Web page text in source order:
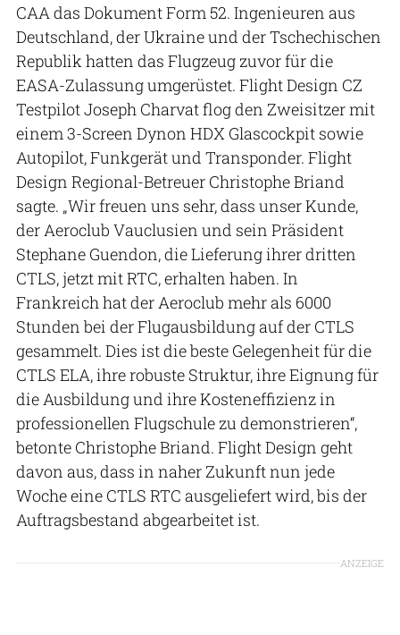
CAA das Dokument Form 52. Ingenieuren aus
Deutschland, der Ukraine und der Tschechischen
Republik hatten das Flugzeug zuvor für die
EASA-Zulassung umgerüstet. Flight Design CZ
Testpilot Joseph Charvat flog den Zweisitzer mit
einem 3-Screen Dynon HDX Glascockpit sowie
Autopilot, Funkgerät und Transponder. Flight
Design Regional-Betreuer Christophe Briand
sagte. „Wir freuen uns sehr, dass unser Kunde,
der Aeroclub Vauclusien und sein Präsident
Stephane Guendon, die Lieferung ihrer dritten
CTLS, jetzt mit RTC, erhalten haben. In
Frankreich hat der Aeroclub mehr als 6000
Stunden bei der Flugausbildung auf der CTLS
gesammelt. Dies ist die beste Gelegenheit für die
CTLS ELA, ihre robuste Struktur, ihre Eignung für
die Ausbildung und ihre Kosteneffizienz in
professionellen Flugschule zu demonstrieren“,
betonte Christophe Briand. Flight Design geht
davon aus, dass in naher Zukunft nun jede
Woche eine CTLS RTC ausgeliefert wird, bis der
Auftragsbestand abgearbeitet ist.
ANZEIGE